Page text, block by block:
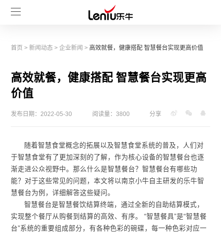
首页 >新闻动态 >企业新闻 >高效就餐，健康搭配 智慧餐台实现更高价值
高效就餐，健康搭配 智慧餐台实现更高
价值
发布日期：2022-05-30 阅读量：3800 分享
随着智慧食堂概念的拓展以及智慧食堂系统的普及，人们对
于智慧食堂有了更加深刻的了解，作为核心设备的智慧餐台也逐
渐走进公众视野中。那么什么是智慧餐台？智慧餐台有哪些功
能？对于这些常见的问题，本文将以南京小牛自主研发的乐牛智
慧餐台为例，详细解答这些疑问。
智慧餐台是智慧餐饮结算终端，通过全新的自助结算模式，
实现整个餐厅从购餐到结算的高效、有序。 “智慧餐具”是“智慧餐
台”系统的重要组成部分，有各种色彩的碗碟，每一种色彩对应一